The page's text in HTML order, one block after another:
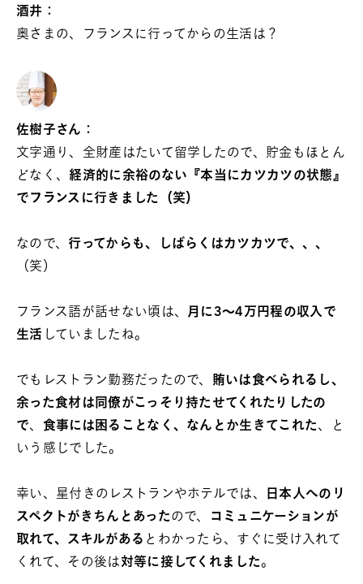
酒井：
奥さまの、フランスに行ってからの生活は？
佐樹子さん：
文字通り、全財産はたいて留学したので、貯金もほとん
どなく、 経済的に余裕のない『本当にカツカツの状態』
でフランスに行きました（笑）
なので、 行ってからも、しばらくはカツカツで、、、
（笑）
フランス語が話せない頃は、 月に3～4万円程の収入で
生活 していましたね。
でもレストラン勤務だったので、 賄いは食べられるし、
余った食材は同僚がこっそり持たせてくれたりしたの
で、 食事には困ることなく、なんとか生きてこれた、と
いう感じでした。
幸い、星付きのレストランやホテルでは、
日本人へのリ
スペクトがきちんとあったので、
コミュニケーションが
取れて、スキルがある とわかったら、すぐに受け入れて
くれて、その後は対等に接してくれました。